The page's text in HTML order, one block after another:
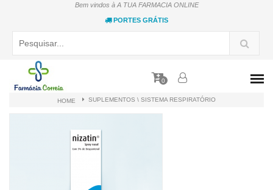
Bem vindos à A TUA FARMACIA ONLINE
PORTES GRÁTIS
0
HOME SUPLEMENTOS \ SISTEMA RESPIRATÓRIO